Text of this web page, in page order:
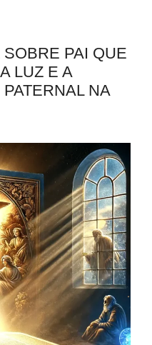
PAI QUE
LUZ E A
NA